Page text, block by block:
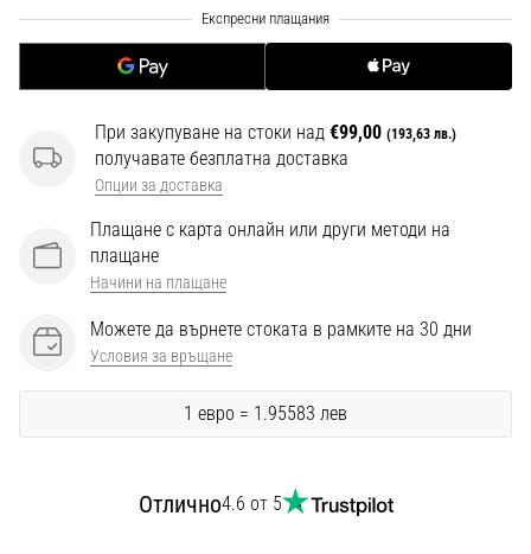
всяко
докосване.
Перфектни
играчи,
При закупуване на стоки над €99,00 (193,63 лв.)
получавате безплатна доставка
Опции за доставка
Плащане с карта онлайн или други методи на
плащане
Начини на плащане
Можете да върнете стоката в рамките на 30 дни
Условия за връщане
1 евро = 1.95583 лев
Отлично4.6 от 5